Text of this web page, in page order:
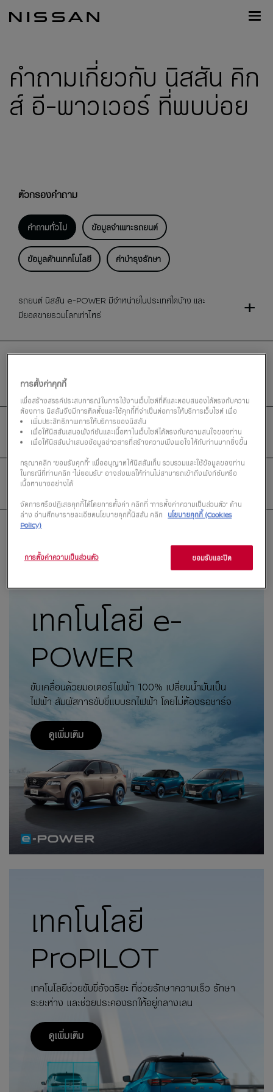
Footer
คำถามเกี่ยวกับ นิสสัน คิก
ส์ อี-พาวเวอร์ ที่พบบ่อย
ตัวกรองคำถาม
คำถามทั่วไป ข้อมูลจำเพาะรถยนต์
ข้อมูลด้านเทคโนโลยี ค่าบำรุงรักษา
รถยนต์ นิสสัน e-POWER มีจำหน่ายในประเทศใดบ้าง และ
มียอดขายรวมโลกเท่าไหร่
POWER เป็นอย่างไร
มีสีภายในห้องโดยสารให้เลือกกี่สี?
NissanConnect Services มีในรุ่นไหนบ้าง?
เทคโนโลยี e-
POWER
ขับเคลื่อนด้วยมอเตอร์ไฟฟ้า 100% เปลี่ยนน้ำมันเป็น
ไฟฟ้า สัมผัสการขับขี่แบบรถไฟฟ้า โดยไม่ต้องรอชาร์จ
ดูเพิ่มเติม
เทคโนโลยี
ProPILOT
เทคโนโลยีช่วยขับขี่อัจฉริยะ ที่ช่วยรักษาความเร็ว รักษา
ระยะห่าง และช่วยประคองรถให้อยู่กลางเลน
ดูเพิ่มเติม
การตั้งค่าคุกกี้
เพื่อสร้างสรรค์ประสบการณ์ในการใช้งานเว็บไซต์ที่ดีและตอบสนองได้ตรงกับความ
ต้องการ นิสสันจึงมีการติดตั้งและใช้คุกกี้ที่จำเป็นต่อการให้บริการเว็บไซต์ เพื่อ
เพิ่มประสิทธิภาพการให้บริการของนิสสัน
เพื่อให้นิสสันเสนอฟังก์ชันและเนื้อหาในเว็บไซต์ได้ตรงกับความสนใจของท่าน
เพื่อให้นิสสันนำเสนอข้อมูลข่าวสารที่สร้างความพึงพอใจให้กับท่านมากยิ่งขึ้น
กรุณาคลิก “ยอมรับคุกกี้” เพื่ออนุญาตให้นิสสันเก็บ รวบรวมและใช้ข้อมูลของท่าน
ในกรณีที่ท่านคลิก “ไม่ยอมรับ” อาจส่งผลให้ท่านไม่สามารถเข้าถึงฟังก์ชันหรือ
เนื้อหาบางอย่างได้
จัดการหรือปฏิเสธคุกกี้ได้โดยการตั้งค่า คลิกที่ “การตั้งค่าความเป็นส่วนตัว” ด้าน
ล่าง อ่านศึกษารายละเอียดนโยบายคุกกี้นิสสัน คลิก
นโยบายคุกกี้ (Cookies
Policy)
ยอมรับและปิด
การตั้งค่าความเป็นส่วนตัว